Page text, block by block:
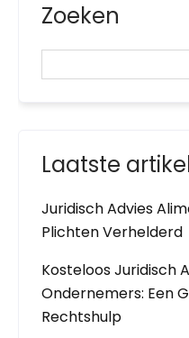
Zoeken
Laatste
Juridisch Advies
Plichten Verhelderd
Kosteloos Juridisch
Ondernemers: Een
Rechtshulp